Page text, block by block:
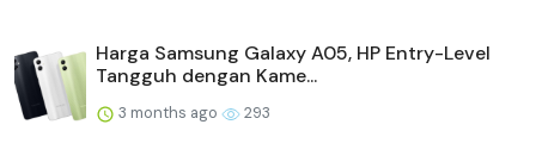
Harga Samsung Galaxy A05, HP Entry-Level
Tangguh dengan Kame...
3 months ago 293